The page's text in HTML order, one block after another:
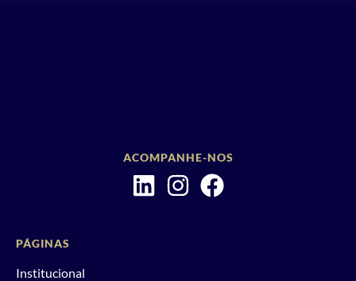
ACOMPANHE-NOS
PÁGINAS
Institucional